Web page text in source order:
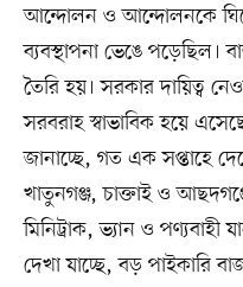
আন্দোলন ও আন্দোলনকে
ব্যবস্থাপনা ভেঙে পড়েছিল।
তৈরি হয়। সরকার দায়িত্ব
সরবরাহ স্বাভাবিক হয়ে
জানাচ্ছে, গত এক সপ্তাহে
খাতুনগঞ্জ, চাক্তাই ও
মিনিট্রাক, ভ্যান ও পণ্যবাহী
দেখা যাচ্ছে, বড় পাইকারি